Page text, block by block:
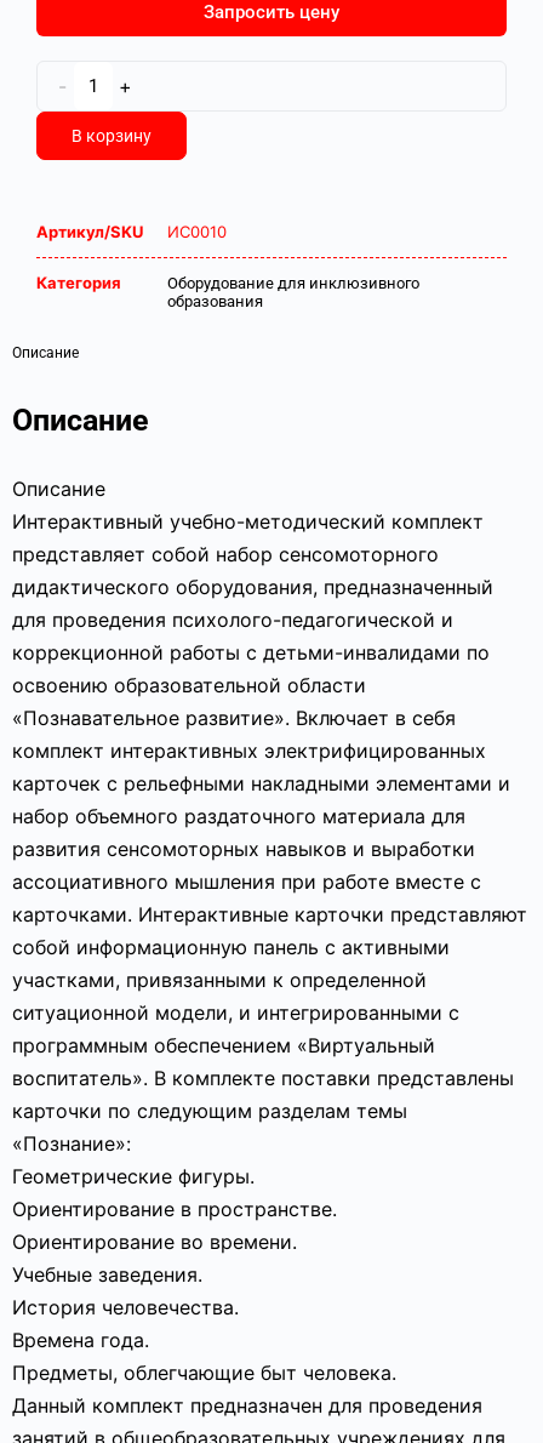
Запросить цену
- +
В корзину
Артикул/SKU ИС0010
Категория
Оборудование для инклюзивного
образования
Описание
Описание
Описание
Интерактивный учебно-методический комплект
представляет собой набор сенсомоторного
дидактического оборудования, предназначенный
для проведения психолого-педагогической и
коррекционной работы с детьми-инвалидами по
освоению образовательной области
«Познавательное развитие». Включает в себя
комплект интерактивных электрифицированных
карточек с рельефными накладными элементами и
набор объемного раздаточного материала для
развития сенсомоторных навыков и выработки
ассоциативного мышления при работе вместе с
карточками. Интерактивные карточки представляют
собой информационную панель с активными
участками, привязанными к определенной
ситуационной модели, и интегрированными с
программным обеспечением «Виртуальный
воспитатель». В комплекте поставки представлены
карточки по следующим разделам темы
«Познание»:
Геометрические фигуры.
Ориентирование в пространстве.
Ориентирование во времени.
Учебные заведения.
История человечества.
Времена года.
Предметы, облегчающие быт человека.
Данный комплект предназначен для проведения
занятий в общеобразовательных учреждениях для